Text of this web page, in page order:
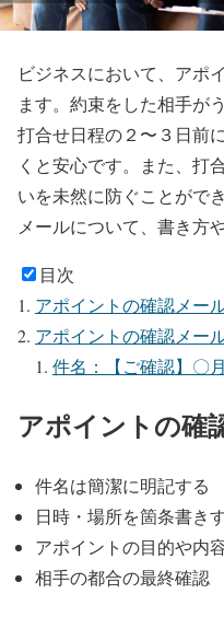
ビジネスにおいて、アポ
ます。約束をした相手が
打合せ日程の２〜３日前
くと安心です。また、打
いを未然に防ぐことがで
メールについて、書き方
目次
アポイントの確認メー
アポイントの確認メー
件名：【ご確認】〇
アポイントの確
件名は簡潔に明記する
日時・場所を箇条書き
アポイントの目的や内
相手の都合の最終確認